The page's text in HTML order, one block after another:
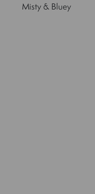
Misty & Bluey